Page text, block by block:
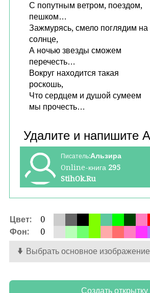
С попутным ветром, поездом,
пешком…
Зажмурясь, смело поглядим на
солнце,
А ночью звезды сможем
перечесть…
Вокруг находится такая
роскошь,
Что сердцем и душой сумеем
мы прочесть…
Писатель:Альзира
Online-книга 295
StihOk.Ru
Цвет:
0
Фон:
0
Выбрать основное изображение